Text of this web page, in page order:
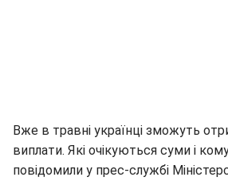
Вже в травні українці зможуть
виплати. Які очікуються суми і
повідомили у прес-службі